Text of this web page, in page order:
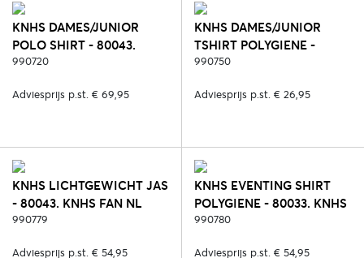
KNHS DAMES/JUNIOR
POLO SHIRT - 80043.
KNHS FAN NL
990720
Adviesprijs p.st. € 69,95
KNHS DAMES/JUNIOR
TSHIRT POLYGIENE -
80033. KNHS FAN NL
990750
Adviesprijs p.st. € 26,95
KNHS LICHTGEWICHT JAS
- 80043. KNHS FAN NL
990779
Adviesprijs p.st. € 54,95
KNHS EVENTING SHIRT
POLYGIENE - 80033. KNHS
FAN NL (POLYGIENE)
990780
Adviesprijs p.st. € 54,95